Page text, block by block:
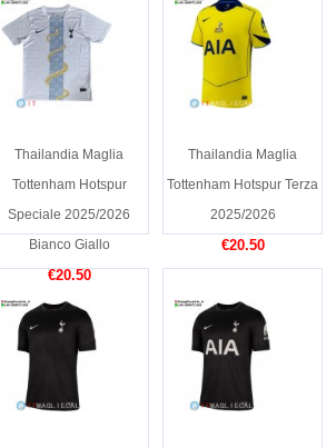
Thailandia Maglia
Tottenham Hotspur
Speciale 2025/2026
Bianco Giallo
€20.50
Thailandia Maglia
Tottenham Hotspur Terza
2025/2026
€20.50